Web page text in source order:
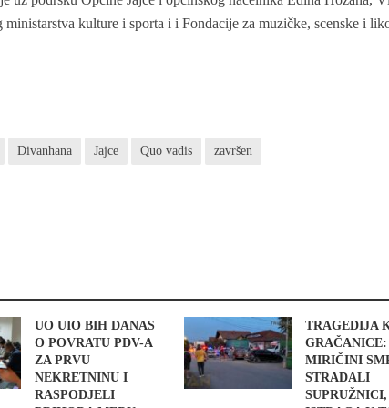
ministarstva kulture i sporta i i Fondacije za muzičke, scenske i
Divanhana Jajce Quo vadis završen
UO UIO BIH DANAS
O POVRATU PDV-A
ZA PRVU
NEKRETNINU I
RASPODJELI
TRAGEDIJA
MIRIČINI
STRADALI
SUPRUŽNICI,